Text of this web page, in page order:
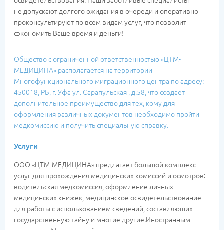
не допускают долгого ожидания в очереди и оперативно
проконсультируют по всем видам услуг, что позволит
сэкономить Ваше время и деньги!
Общество с ограниченной ответственностью «ЦТМ-
МЕДИЦИНА» располагается на территории
Многофункционального миграционного центра по адресу:
450018, РБ, г. Уфа ул. Сарапульская , д.58, что создает
дополнительное преимущество для тех, кому для
оформления различных документов необходимо пройти
медкомиссию и получить специальную справку.
Услуги
ООО «ЦТМ-МЕДИЦИНА» предлагает большой комплекс
услуг для прохождения медицинских комиссий и осмотров:
водительская медкомиссия, оформление личных
медицинских книжек, медицинское освидетельствование
для работы с использованием сведений, составляющих
государственную тайну и многие другие.Иностранным